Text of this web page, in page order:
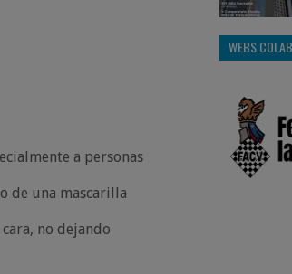
a personas
de una mascarilla
no dejando
WEBS